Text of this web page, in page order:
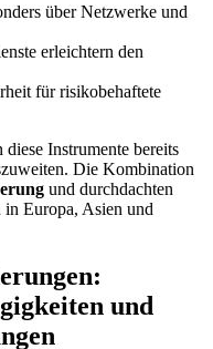
über Netzwerke und
erleichtern den
für risikobehaftete
Instrumente bereits
Die Kombination
und durchdachten
in Europa, Asien und
und